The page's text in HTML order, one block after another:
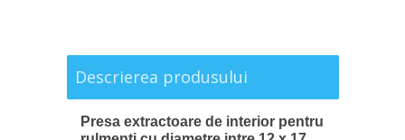
Descrierea produsului
Presa extractoare de interior pentru